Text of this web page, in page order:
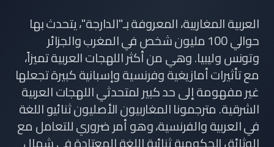
العربية المغاربية، المعروفة بـ"الدارجة"، يتحدث بها
حوالي 100 مليون شخص في المغرب والجزائر
وتونس وليبيا. وهي من أكثر اللهجات العربية تميزاً،
مع تأثيرات أمازيغية وفرنسية وإسبانية كبيرة تجعلها
غير مفهومة إلى حد كبير لمتحدثي اللهجات العربية
الشرقية. مترجمونا المغاربيون الأصليون ثنائيو اللغة
في العربية والفرنسية، وهو أمر ضروري للتعامل مع